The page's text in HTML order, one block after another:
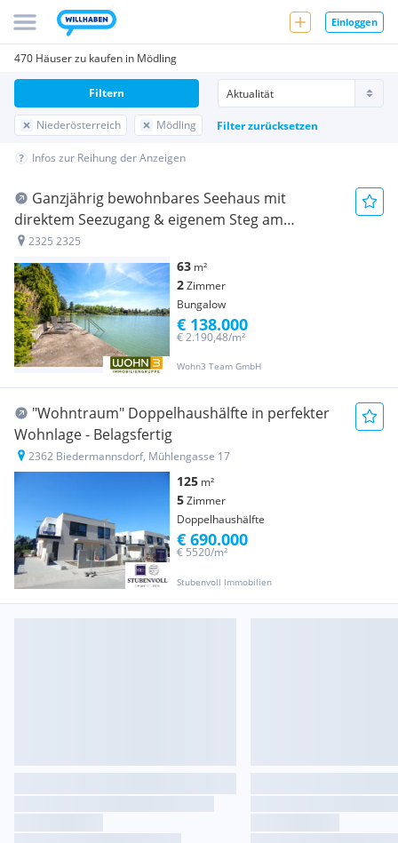
Einloggen
470 Häuser zu kaufen in Mödling
Niederösterreich Mödling Filter zurücksetzen
Filtern
Infos zur Reihung der Anzeigen
Ganzjährig bewohnbares Seehaus mit
direktem Seezugang & eigenem Steg am
Neuhofsee II
2325 2325
63 m²
2Zimmer
Bungalow
Wohn3 Team GmbH
€ 2.190,48/m²
€ 138.000
"Wohntraum" Doppelhaushälfte in perfekter
Wohnlage - Belagsfertig
2362 Biedermannsdorf, Mühlengasse 17
125 m²
5Zimmer
Doppelhaushälfte
Stubenvoll Immobilien
€ 5520/m²
€ 690.000